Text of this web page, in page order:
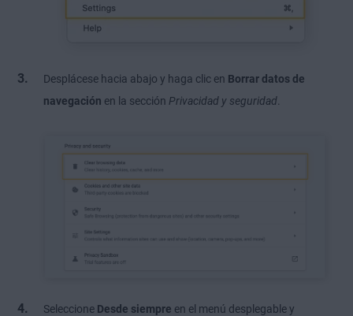
Desplácese hacia abajo y haga clic en Borrar datos de
navegación en la sección Privacidad y seguridad.
Seleccione Desde siempre en el menú desplegable y